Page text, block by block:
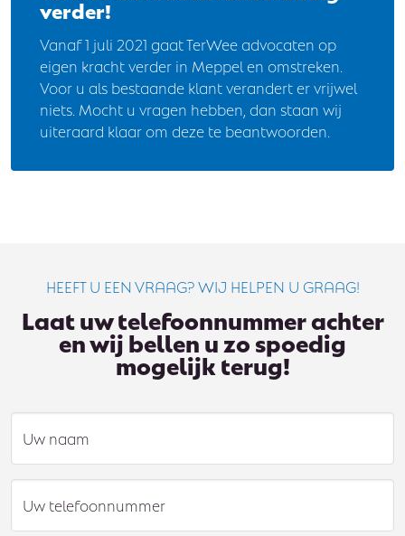
verder!
Vanaf 1 juli 2021 gaat TerWee advocaten op
eigen kracht verder in Meppel en omstreken.
Voor u als bestaande klant verandert er vrijwel
niets. Mocht u vragen hebben, dan staan wij
uiteraard klaar om deze te beantwoorden.
HEEFT U EEN VRAAG? WIJ HELPEN U GRAAG!
Laat uw telefoonnummer achter
en wij bellen u zo spoedig
mogelijk terug!
Uw naam
Uw telefoonnummer